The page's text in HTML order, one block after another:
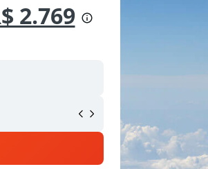
2.769